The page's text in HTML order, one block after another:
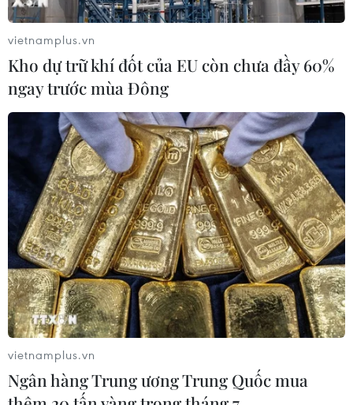
vietnamplus.vn
Kho dự trữ khí đốt của EU còn chưa đầy 60%
ngay trước mùa Đông
vietnamplus.vn
Ngân hàng Trung ương Trung Quốc mua